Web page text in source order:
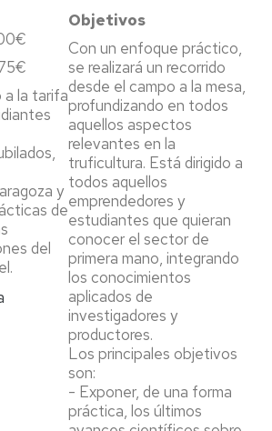
a la tarifa
y
de
del
Objetivos
Con un enfoque práctico,
se realizará un recorrido
desde el campo a la mesa,
profundizando en todos
aquellos aspectos
relevantes en la
truficultura. Está dirigido a
todos aquellos
emprendedores y
estudiantes que quieran
conocer el sector de
primera mano, integrando
los conocimientos
aplicados de
investigadores y
productores.
Los principales objetivos
son:
- Exponer, de una forma
práctica, los últimos